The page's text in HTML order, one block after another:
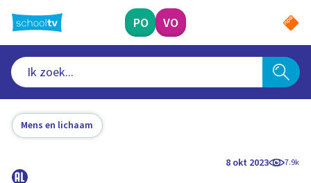
naar
hoofdinhoud
PO VO
Mens en lichaam
8 okt 2023 7.9k